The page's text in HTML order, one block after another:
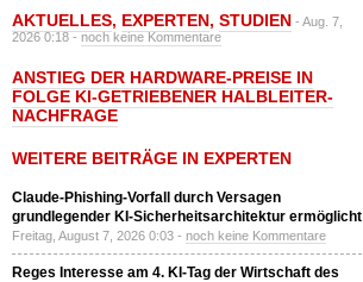
AKTUELLES, EXPERTEN, STUDIEN - Aug. 7,
2026 0:18 -noch keine Kommentare
ANSTIEG DER HARDWARE-PREISE IN
FOLGE KI-GETRIEBENER HALBLEITER-
NACHFRAGE
WEITERE BEITRÄGE IN EXPERTEN
Claude-Phishing-Vorfall durch Versagen
grundlegender KI-Sicherheitsarchitektur ermöglicht
Freitag, August 7, 2026 0:03 - noch keine Kommentare
Reges Interesse am 4. KI-Tag der Wirtschaft des